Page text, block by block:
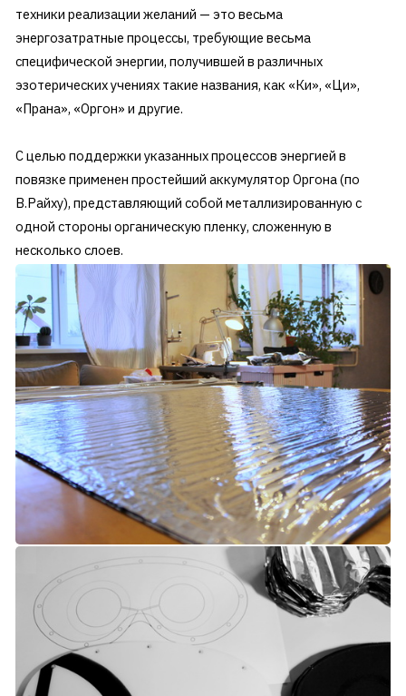
техники реализации желаний — это весьма
энергозатратные процессы, требующие весьма
специфической энергии, получившей в различных
эзотерических учениях такие названия, как «Ки», «Ци»,
«Прана», «Оргон» и другие.
С целью поддержки указанных процессов энергией в
повязке применен простейший аккумулятор Оргона (по
В.Райху), представляющий собой металлизированную с
одной стороны органическую пленку, сложенную в
несколько слоев.